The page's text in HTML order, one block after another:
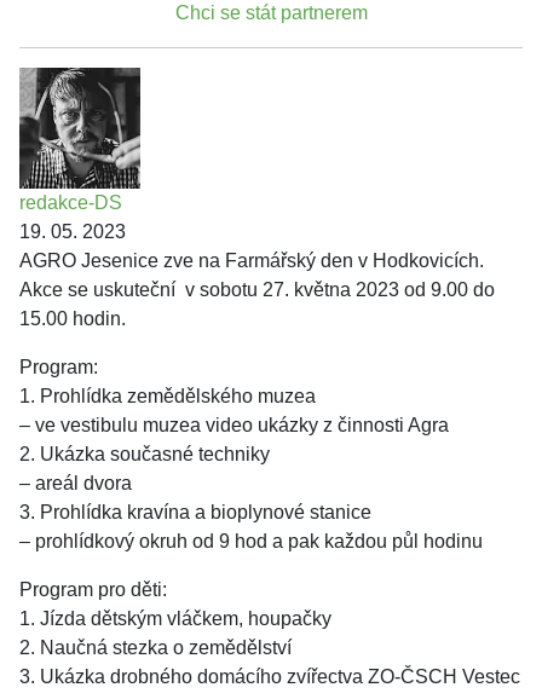
Chci se stát partnerem
redakce-DS
19. 05. 2023
AGRO Jesenice zve na Farmářský den v Hodkovicích.
Akce se uskuteční v sobotu 27. května 2023 od 9.00 do
15.00 hodin.
Program:
1. Prohlídka zemědělského muzea
– ve vestibulu muzea video ukázky z činnosti Agra
2. Ukázka současné techniky
– areál dvora
3. Prohlídka kravína a bioplynové stanice
– prohlídkový okruh od 9 hod a pak každou půl hodinu
Program pro děti:
1. Jízda dětským vláčkem, houpačky
2. Naučná stezka o zemědělství
3. Ukázka drobného domácího zvířectva ZO-ČSCH Vestec